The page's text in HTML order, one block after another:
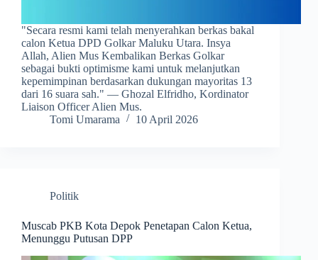
​"Secara resmi kami telah menyerahkan berkas bakal
calon Ketua DPD Golkar Maluku Utara. Insya
Allah, Alien Mus Kembalikan Berkas Golkar
sebagai bukti optimisme kami untuk melanjutkan
kepemimpinan berdasarkan dukungan mayoritas 13
dari 16 suara sah." — Ghozal Elfridho, Kordinator
Liaison Officer Alien Mus.
Tomi Umarama
10 April 2026
Politik
Muscab PKB Kota Depok Penetapan Calon Ketua,
Menunggu Putusan DPP